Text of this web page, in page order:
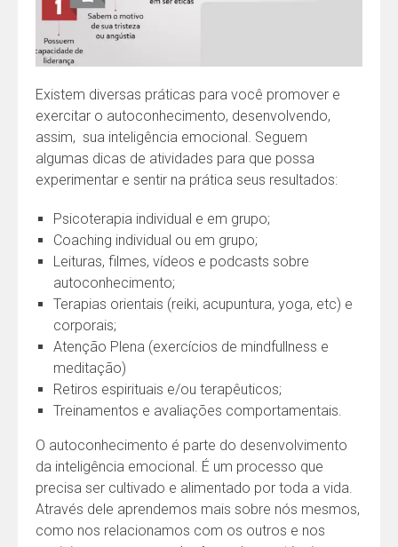
Existem diversas práticas para você promover e
exercitar o autoconhecimento, desenvolvendo,
assim, sua inteligência emocional. Seguem
algumas dicas de atividades para que possa
experimentar e sentir na prática seus resultados:
Psicoterapia individual e em grupo;
Coaching individual ou em grupo;
Leituras, filmes, vídeos e podcasts sobre
autoconhecimento;
Terapias orientais (reiki, acupuntura, yoga, etc) e
corporais;
Atenção Plena (exercícios de mindfullness e
meditação)
Retiros espirituais e/ou terapêuticos;
Treinamentos e avaliações comportamentais.
O autoconhecimento é parte do desenvolvimento
da inteligência emocional. É um processo que
precisa ser cultivado e alimentado por toda a vida.
Através dele aprendemos mais sobre nós mesmos,
como nos relacionamos com os outros e nos